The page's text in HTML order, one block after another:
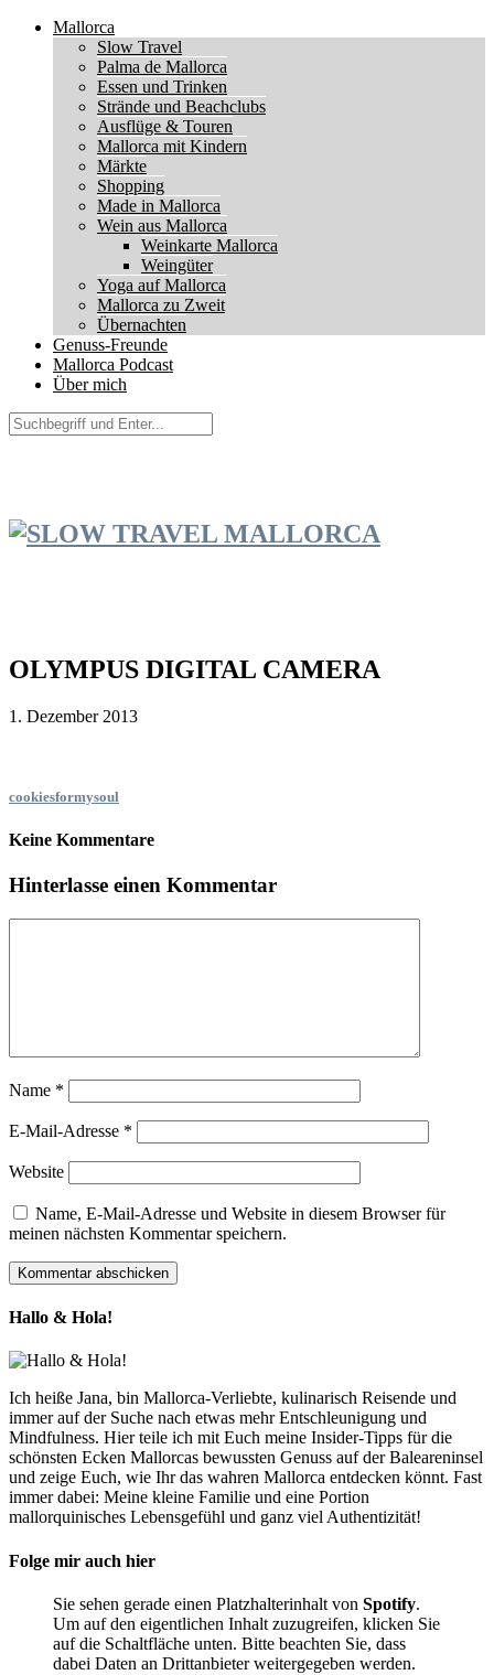
Mallorca
Slow Travel
Palma de Mallorca
Essen und Trinken
Strände und Beachclubs
Ausflüge & Touren
Mallorca mit Kindern
Märkte
Shopping
Made in Mallorca
Wein aus Mallorca
Weinkarte Mallorca
Weingüter
Yoga auf Mallorca
Mallorca zu Zweit
Übernachten
Genuss-Freunde
Mallorca Podcast
Über mich
OLYMPUS DIGITAL CAMERA
1. Dezember 2013
cookiesformysoul
Keine Kommentare
Hinterlasse einen Kommentar
Name *
E-Mail-Adresse *
Website
Name, E-Mail-Adresse und Website in diesem Browser für
meinen nächsten Kommentar speichern.
Hallo & Hola!
Ich heiße Jana, bin Mallorca-Verliebte, kulinarisch Reisende und
immer auf der Suche nach etwas mehr Entschleunigung und
Mindfulness. Hier teile ich mit Euch meine Insider-Tipps für die
schönsten Ecken Mallorcas bewussten Genuss auf der Baleareninsel
und zeige Euch, wie Ihr das wahren Mallorca entdecken könnt. Fast
immer dabei: Meine kleine Familie und eine Portion
mallorquinisches Lebensgefühl und ganz viel Authentizität!
Folge mir auch hier
Sie sehen gerade einen Platzhalterinhalt von Spotify.
Um auf den eigentlichen Inhalt zuzugreifen, klicken Sie
auf die Schaltfläche unten. Bitte beachten Sie, dass
dabei Daten an Drittanbieter weitergegeben werden.